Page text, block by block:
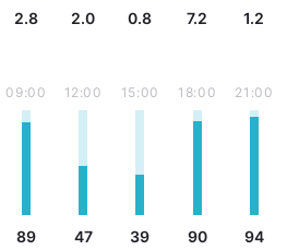
2.8 2.0 0.8 7.2 1.2
09:00
89
12:00
47
15:00
39
18:00
90
21:00
94